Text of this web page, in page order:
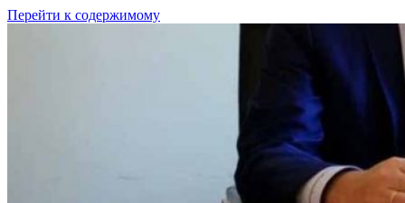
Перейти к содержимому